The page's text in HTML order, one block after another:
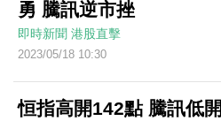
勇 騰訊逆市挫
即時新聞 港股直擊
2023/05/18 10:30
恒指高開142點 騰訊低開